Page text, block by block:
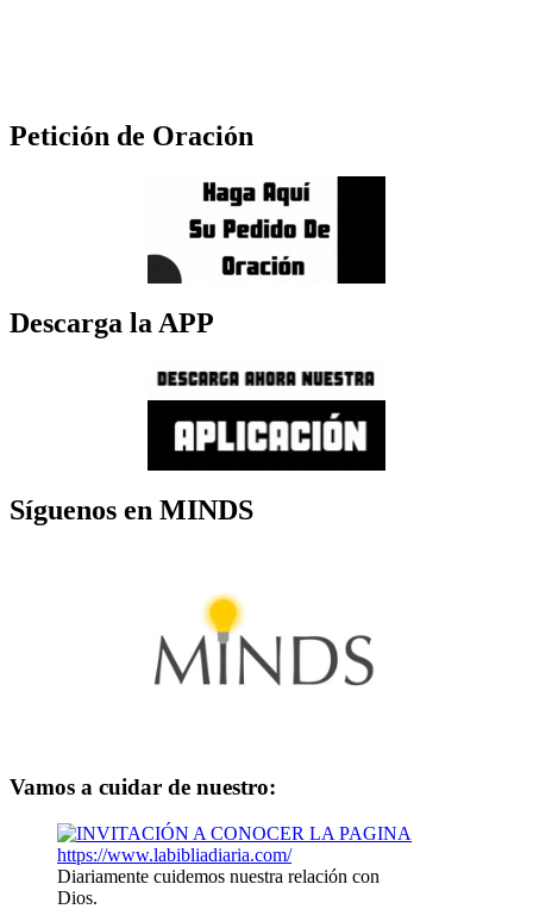
Petición de Oración
Descarga la APP
Síguenos en MINDS
Vamos a cuidar de nuestro:
Diariamente cuidemos nuestra relación con
Dios.